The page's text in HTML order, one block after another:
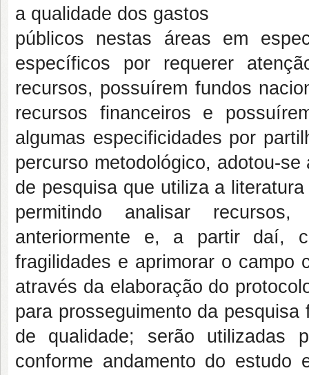
a qualidade dos gastos
públicos nestas áreas em
específicos por requerer
recursos, possuírem fundos
recursos financeiros e
algumas especificidades por
percurso metodológico, adotou-
de pesquisa que utiliza a
permitindo analisar
anteriormente e, a partir daí,
fragilidades e aprimorar o campo
através da elaboração do
para prosseguimento da
de qualidade; serão utilizadas
conforme andamento do estudo